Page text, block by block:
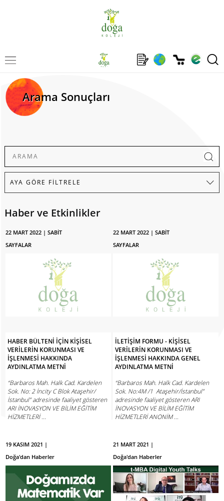
Arama Sonuçları
Haber ve Etkinlikler
22 MART 2022 | SABİT
SAYFALAR
HABER BÜLTENİ İÇİN KİŞİSEL
VERİLERİN KORUNMASI VE
İŞLENMESİ HAKKINDA
AYDINLATMA METNİ
“Barbaros Mah. Halk Cad. Kardelen
Sok. No: 2 İncity C Blok Ataşehir/
İstanbul” adresinde faaliyet gösteren
ARI İNOVASYON VE BİLİM EĞİTİM
HİZMETLERİ ...
22 MART 2022 | SABİT
SAYFALAR
İLETİŞİM FORMU - KİŞİSEL
VERİLERİN KORUNMASI VE
İŞLENMESİ HAKKINDA GENEL
AYDINLATMA METNİ
“Barbaros Mah. Halk Cad. Kardelen
Sok. No:4M /1 Ataşehir/İstanbul”
adresinde faaliyet gösteren ARI
İNOVASYON VE BİLİM EĞİTİM
HİZMETLERİ ANONİM ...
19 KASIM 2021 |
Doğa'dan Haberler
21 MART 2021 |
Doğa'dan Haberler